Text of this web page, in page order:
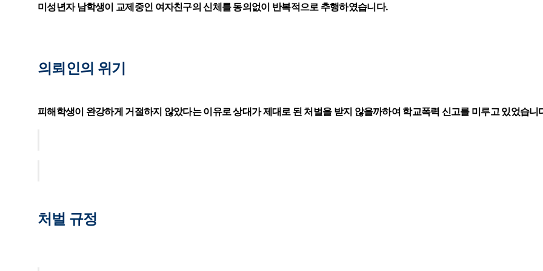
미성년자 남학생이 교제중인 여자친구의 신체를 동의없이 반복적으로 추행하였습니다.
의뢰인의 위기
피해학생이 완강하게 거절하지 않았다는 이유로 상대가 제대로 된 처벌을 받지 않을까하여 학교폭력 신고를 미루고 있었습니
처벌 규정